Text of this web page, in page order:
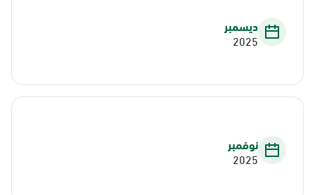
ديسمبر
2025
نوفمبر
2025